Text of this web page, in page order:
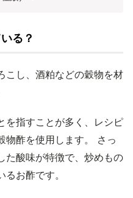
る？
こし、酒粕などの穀物を材
を指すことが多く、レシピ
物酢を使用します。 さっ
た酸味が特徴で、炒めもの
お酢です。